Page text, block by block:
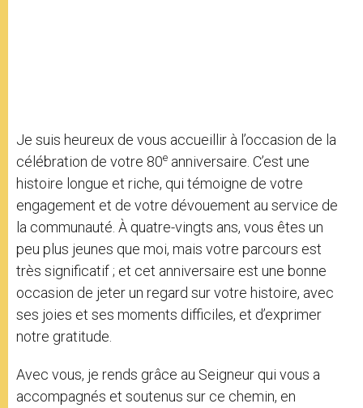
Je suis heureux de vous accueillir à l’occasion de la
célébration de votre 80e anniversaire. C’est une
histoire longue et riche, qui témoigne de votre
engagement et de votre dévouement au service de
la communauté. À quatre-vingts ans, vous êtes un
peu plus jeunes que moi, mais votre parcours est
très significatif ; et cet anniversaire est une bonne
occasion de jeter un regard sur votre histoire, avec
ses joies et ses moments difficiles, et d’exprimer
notre gratitude.
Avec vous, je rends grâce au Seigneur qui vous a
accompagnés et soutenus sur ce chemin, en